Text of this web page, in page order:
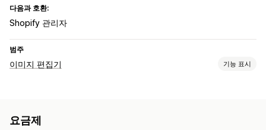
다음과 호환:
Shopify 관리자
범주
이미지 편집기 기능 표시
요금제